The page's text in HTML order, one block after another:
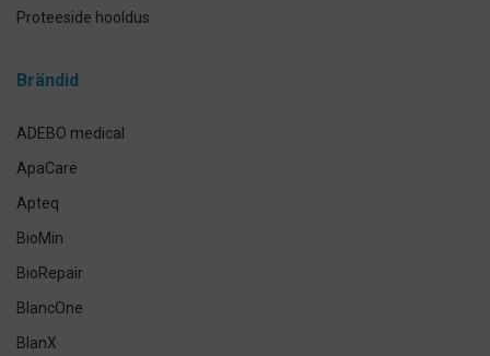
Proteeside hooldus
Implantaadi hooldus
Brändid
ADEBO medical
ApaCare
Apteq
BioMin
BioRepair
BlancOne
BlanX